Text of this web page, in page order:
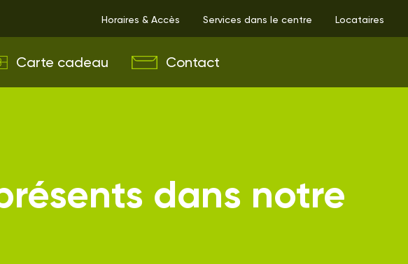
Horaires & Accès Services dans le centre Locataires
Carte cadeau Contact
dans notre